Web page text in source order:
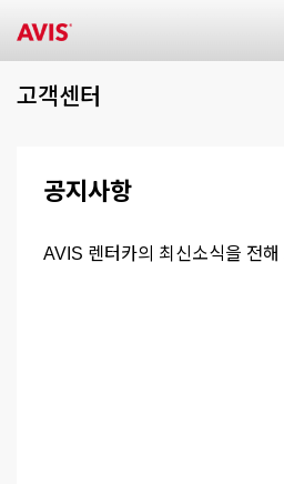
고객센터
공지사항
AVIS 렌터카의 최신소식을 전해